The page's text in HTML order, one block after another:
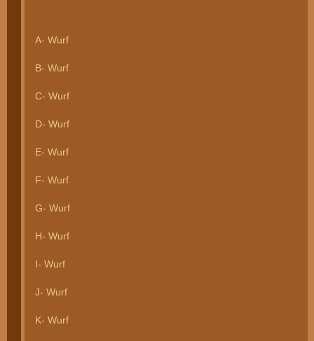
A- Wurf
B- Wurf
C- Wurf
D- Wurf
E- Wurf
F- Wurf
G- Wurf
H- Wurf
I- Wurf
J- Wurf
K- Wurf